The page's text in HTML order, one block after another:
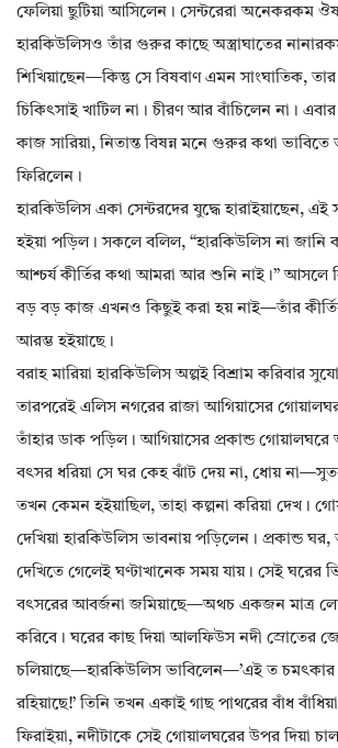
ফেলিয়া ছুটিয়া আসিলেন। সেন্টরেরা অনেকরকম
হারকিউলিসও তাঁর গুরুর কাছে অস্ত্রাঘাতের
শিখিয়াছেন—কিন্তু সে বিষবাণ এমন সাংঘাতিক,
চিকিৎসাই খাটিল না। চীরণ আর বাঁচিলেন না।
কাজ সারিয়া, নিতান্ত বিষন্ন মনে গুরুর কথা ভাবিতে
ফিরিলেন।
হারকিউলিস একা সেন্টরদের যুদ্ধে হারাইয়াছেন, এই
হইয়া পড়িল। সকলে বলিল, “হারকিউলিস না
আশ্চর্য কীর্তির কথা আমরা আর শুনি নাই।” আসলে
বড় বড় কাজ এখনও কিছুই করা হয় নাই—তাঁর
আরম্ভ হইয়াছে।
বরাহ মারিয়া হারকিউলিস অল্পই বিশ্রাম করিবার
তারপরেই এলিস নগরের রাজা আগিয়াসের
তাঁহার ডাক পড়িল। আগিয়াসের প্রকান্ড
বৎসর ধরিয়া সে ঘর কেহ ঝাঁট দেয় না, ধোয়
তখন কেমন হইয়াছিল, তাহা কল্পনা করিয়া দেখ।
দেখিয়া হারকিউলিস ভাবনায় পড়িলেন। প্রকান্ড ঘর,
দেখিতে গেলেই ঘণ্টাখানেক সময় যায়। সেই ঘরের
বৎসরের আবর্জনা জমিয়াছে—অথচ একজন মাত্র
করিবে। ঘরের কাছ দিয়া আলফিউস নদী স্রোতের
চলিয়াছে—হারকিউলিস ভাবিলেন—’এই ত চমৎকার
রহিয়াছে!’ তিনি তখন একাই গাছ পাথরের বাঁধ
ফিরাইয়া, নদীটাকে সেই গোয়ালঘরের উপর দিয়া